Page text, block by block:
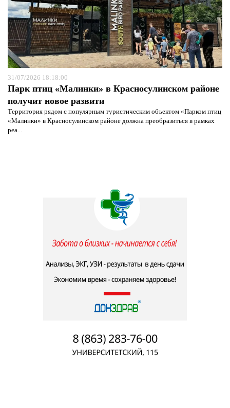
31/07/2026 18:18:00
Парк птиц «Малинки» в Красносулинском районе
получит новое развити
Территория рядом с популярным туристическим объектом «Парком птиц
«Малинки» в Красносулинском районе должна преобразиться в рамках
реа...